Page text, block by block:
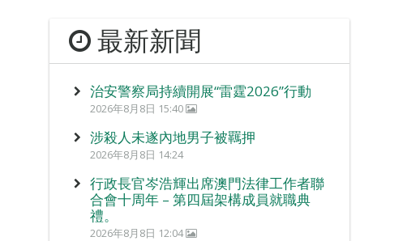
最新新聞
治安警察局持續開展“雷霆2026”行動
2026年8月8日 15:40
涉殺人未遂內地男子被羈押
2026年8月8日 14:24
行政長官岑浩輝出席澳門法律工作者聯
合會十周年 – 第四屆架構成員就職典
禮。
2026年8月8日 12:04